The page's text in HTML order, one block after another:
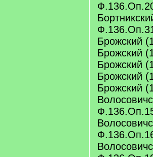
Брожский
Брожский
Брожский
Брожский
Брожский